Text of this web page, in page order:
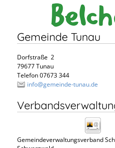
Gemeinde Tunau
Dorfstraße 2
79677 Tunau
Telefon 07673 344
info@gemeinde-tunau.de
Gemeindeverwaltungsverband